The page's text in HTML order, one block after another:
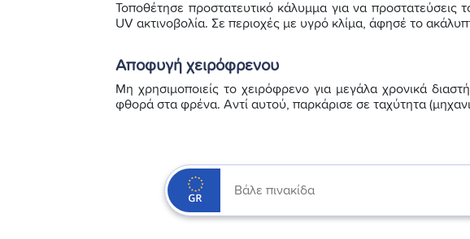
Τοποθέτησε προστατευτικό κάλυμμα για να προστατεύσεις
UV ακτινοβολία. Σε περιοχές με υγρό κλίμα, άφησέ το
Αποφυγή χειρόφρενου
Μη χρησιμοποιείς το χειρόφρενο για μεγάλα χρονικά
φθορά στα φρένα. Αντί αυτού, παρκάρισε σε ταχύτητα